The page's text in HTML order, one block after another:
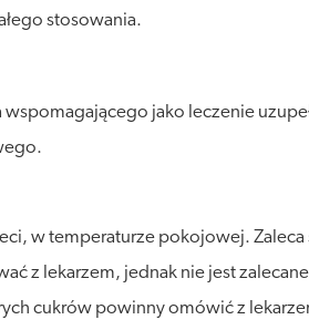
stosowania.
jako leczenie
w temperaturze pokojowej.
z lekarzem, jednak nie jest
cukrów powinny omówić z